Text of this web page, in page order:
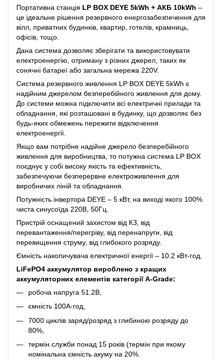
Портативна станція LP BOX DEYE 5kWh + АКБ 10kWh –
це ідеальне рішення резервного енергозабезпечення для
вілл, приватних будинків, квартир, готелів, крамниць,
офісів, тощо.
Дана система дозволяє зберігати та використовувати
електроенергію, отриману з різних джерел, таких як
сонячні батареї або загальна мережа 220V.
Система резервного живлення LP BOX DEYE 5kWh є
надійним джерелом безперебійного живлення для дому.
До системи можна підключити всі електричні прилади та
обладнання, які розташовані в будинку, що дозволяє без
будь-яких обмежень пережити відключення
електроенергії.
Якщо вам потрібне надійне джерело безперебійного
живлення для виробництва, то потужна система LP BOX
поєднує у собі високу якість та ефективність,
забезпечуючи безперервне електроживлення для
виробничих ліній та обладнання.
Потужність інвертора DEYE – 5 кВт, на виході якого 100%
чиста синусоїда 220В, 50Гц.
Пристрій оснащений захистом від КЗ, від
перевантаження/перегріву, від перенапруги, від
перевищення струму, від глибокого розряду.
Ємність накопичувача електричної енергії – 10.2 кВт-год.
LiFePO4 аккумулятор вироблено з кращих
аккумуляторних елементів категорії А-Grade:
робоча напруга 51.2В,
ємність 100A-год,
7000 циклів заряд/розряд з глибиною розряду до
80%,
термін служби понад 15 років (термін при якому
номінальна ємність акуму на 20%.